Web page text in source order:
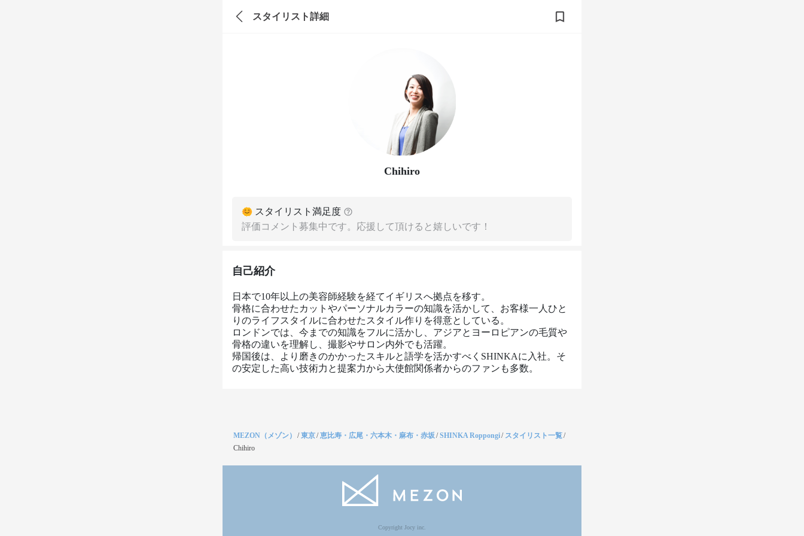
スタイリスト詳細
Chihiro
スタイリスト満足度
評価コメント募集中です。応援して頂けると嬉しいです！
自己紹介
日本で10年以上の美容師経験を経てイギリスへ拠点を移す。
骨格に合わせたカットやパーソナルカラーの知識を活かして、お客様一人ひと
りのライフスタイルに合わせたスタイル作りを得意としている。
ロンドンでは、今までの知識をフルに活かし、アジアとヨーロピアンの毛質や
骨格の違いを理解し、撮影やサロン内外でも活躍。
帰国後は、より磨きのかかったスキルと語学を活かすべくSHINKAに入社。そ
の安定した高い技術力と提案力から大使館関係者からのファンも多数。
MEZON（メゾン） /東京/恵比寿・広尾・六本木・麻布・赤坂/SHINKA Roppongi/ スタイリスト一覧/
Chihiro
Copyright Jocy inc.